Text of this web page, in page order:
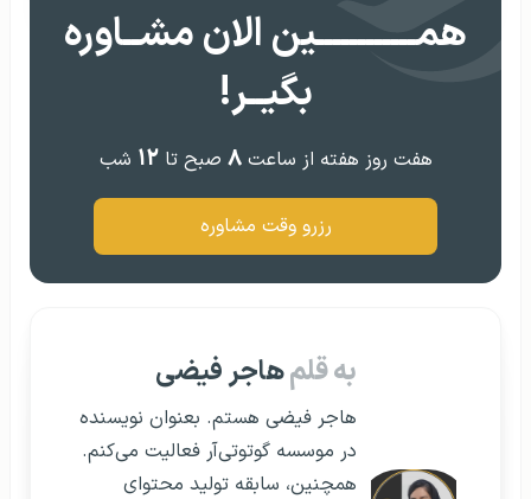
همــــــــــــین الان مشــاوره
بگیــر!
هفت روز هفته از ساعت۸ صبح تا۱۲ شب
رزرو وقت مشاوره
به قلمهاجر فیضی
هاجر فیضی هستم. بعنوان نویسنده
در موسسه گوتوتی‌آر فعالیت می‌کنم.
همچنین، سابقه تولید محتوای